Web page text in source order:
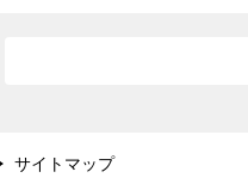
サイトマップ